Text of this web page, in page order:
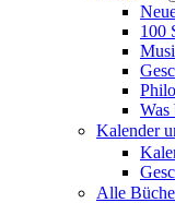
100
Was
Kalender
Alle